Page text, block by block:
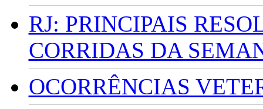
RJ: PRINCIPAIS
CORRIDAS DA
OCORRÊNCIAS